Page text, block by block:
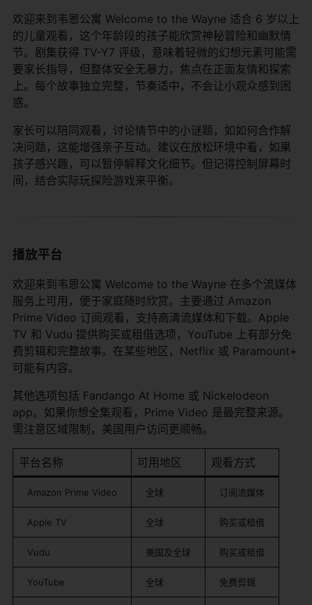
欢迎来到韦恩公寓 Welcome to the Wayne 适合 6 岁以上
的儿童观看，这个年龄段的孩子能欣赏神秘冒险和幽默情
节。剧集获得 TV-Y7 评级，意味着轻微的幻想元素可能需
要家长指导，但整体安全无暴力，焦点在正面友情和探索
上。每个故事独立完整，节奏适中，不会让小观众感到困
惑。
家长可以陪同观看，讨论情节中的小谜题，如如何合作解
决问题，这能增强亲子互动。建议在放松环境中看，如果
孩子感兴趣，可以暂停解释文化细节。但记得控制屏幕时
间，结合实际玩探险游戏来平衡。
播放平台
欢迎来到韦恩公寓 Welcome to the Wayne 在多个流媒体
服务上可用，便于家庭随时欣赏。主要通过 Amazon
Prime Video 订阅观看，支持高清流媒体和下载。Apple
TV 和 Vudu 提供购买或租借选项，YouTube 上有部分免
费剪辑和完整故事。在某些地区，Netflix 或 Paramount+
可能有内容。
其他选项包括 Fandango At Home 或 Nickelodeon
app。如果你想全集观看，Prime Video 是最完整来源。
需注意区域限制，美国用户访问更顺畅。
平台名称 可用地区 观看方式
Amazon Prime Video 全球 订阅流媒体
Apple TV 全球 购买或租借
Vudu 美国及全球 购买或租借
YouTube 全球 免费剪辑